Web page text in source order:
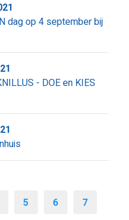
dag op 4 september bij
- DOE en KIES
5 6 7